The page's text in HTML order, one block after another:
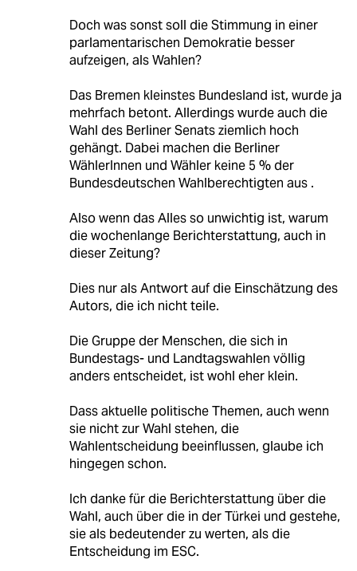
Doch was sonst soll die Stimmung in einer
parlamentarischen Demokratie besser
aufzeigen, als Wahlen?
Das Bremen kleinstes Bundesland ist, wurde ja
mehrfach betont. Allerdings wurde auch die
Wahl des Berliner Senats ziemlich hoch
gehängt. Dabei machen die Berliner
WählerInnen und Wähler keine 5 % der
Bundesdeutschen Wahlberechtigten aus .
Also wenn das Alles so unwichtig ist, warum
die wochenlange Berichterstattung, auch in
dieser Zeitung?
Dies nur als Antwort auf die Einschätzung des
Autors, die ich nicht teile.
Die Gruppe der Menschen, die sich in
Bundestags- und Landtagswahlen völlig
anders entscheidet, ist wohl eher klein.
Dass aktuelle politische Themen, auch wenn
sie nicht zur Wahl stehen, die
Wahlentscheidung beeinflussen, glaube ich
hingegen schon.
Ich danke für die Berichterstattung über die
Wahl, auch über die in der Türkei und gestehe,
sie als bedeutender zu werten, als die
Entscheidung im ESC.